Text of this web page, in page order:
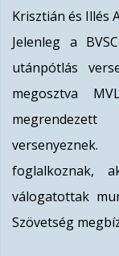
Krisztián és Illés
Jelenleg a
utánpótlás
megosztva
megrendezett
foglalkoznak,
válogatottak
Szövetség